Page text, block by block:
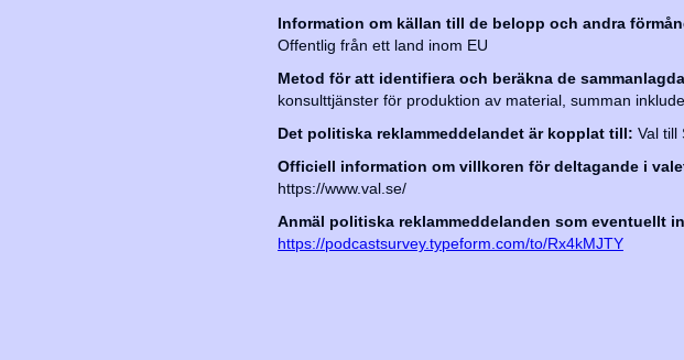
Information om källan till de belopp och andra
Offentlig från ett land inom EU
Metod för att identifiera och beräkna de
konsulttjänster för produktion av material, summan
Det politiska reklammeddelandet är kopplat till: Val till
Officiell information om villkoren för deltagande i
https://www.val.se/
Anmäl politiska reklammeddelanden som eventuellt
https://podcastsurvey.typeform.com/to/Rx4kMJTY